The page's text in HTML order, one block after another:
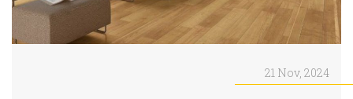
21 Nov, 2024